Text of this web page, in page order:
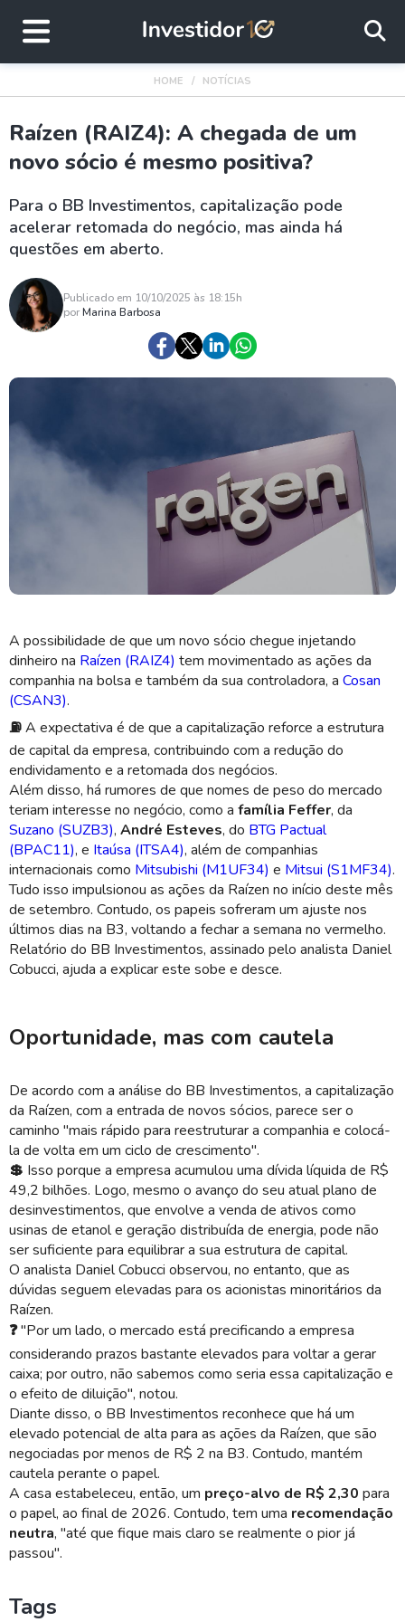
HOME NOTÍCIAS
Raízen (RAIZ4): A chegada de um
novo sócio é mesmo positiva?
Para o BB Investimentos, capitalização pode
acelerar retomada do negócio, mas ainda há
questões em aberto.
Publicado em 10/10/2025 às 18:15h
porMarina Barbosa
A possibilidade de que um novo sócio chegue injetando
dinheiro na Raízen (RAIZ4) tem movimentado as ações da
companhia na bolsa e também da sua controladora, a Cosan
(CSAN3).
⛽A expectativa é de que a capitalização reforce a estrutura
de capital da empresa, contribuindo com a redução do
endividamento e a retomada dos negócios.
Além disso, há rumores de que nomes de peso do mercado
teriam interesse no negócio, como a família Feffer, da
Suzano (SUZB3), André Esteves, do BTG Pactual
(BPAC11), e Itaúsa (ITSA4), além de companhias
internacionais como Mitsubishi (M1UF34) e Mitsui (S1MF34).
Tudo isso impulsionou as ações da Raízen no início deste mês
de setembro. Contudo, os papeis sofreram um ajuste nos
últimos dias na B3, voltando a fechar a semana no vermelho.
Relatório do BB Investimentos, assinado pelo analista Daniel
Cobucci, ajuda a explicar este sobe e desce.
Oportunidade, mas com cautela
De acordo com a análise do BB Investimentos, a capitalização
da Raízen, com a entrada de novos sócios, parece ser o
caminho "mais rápido para reestruturar a companhia e colocá-
la de volta em um ciclo de crescimento".
💲 Isso porque a empresa acumulou uma dívida líquida de R$
49,2 bilhões. Logo, mesmo o avanço do seu atual plano de
desinvestimentos, que envolve a venda de ativos como
usinas de etanol e geração distribuída de energia, pode não
ser suficiente para equilibrar a sua estrutura de capital.
O analista Daniel Cobucci observou, no entanto, que as
dúvidas seguem elevadas para os acionistas minoritários da
Raízen.
❓"Por um lado, o mercado está precificando a empresa
considerando prazos bastante elevados para voltar a gerar
caixa; por outro, não sabemos como seria essa capitalização e
o efeito de diluição", notou.
Diante disso, o BB Investimentos reconhece que há um
elevado potencial de alta para as ações da Raízen, que são
negociadas por menos de R$ 2 na B3. Contudo, mantém
cautela perante o papel.
A casa estabeleceu, então, um preço-alvo de R$ 2,30 para
o papel, ao final de 2026. Contudo, tem uma recomendação
neutra, "até que fique mais claro se realmente o pior já
passou".
Tags